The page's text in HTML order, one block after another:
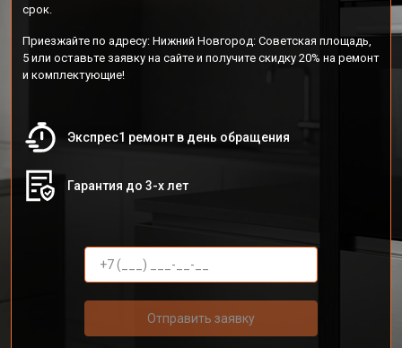
срок.
Приезжайте по адресу: Нижний Новгород: Советская площадь,
5 или оставьте заявку на сайте и получите скидку 20% на ремонт
и комплектующие!
Экспрес1 ремонт в день обращения
Гарантия до 3-х лет
Отправить заявку